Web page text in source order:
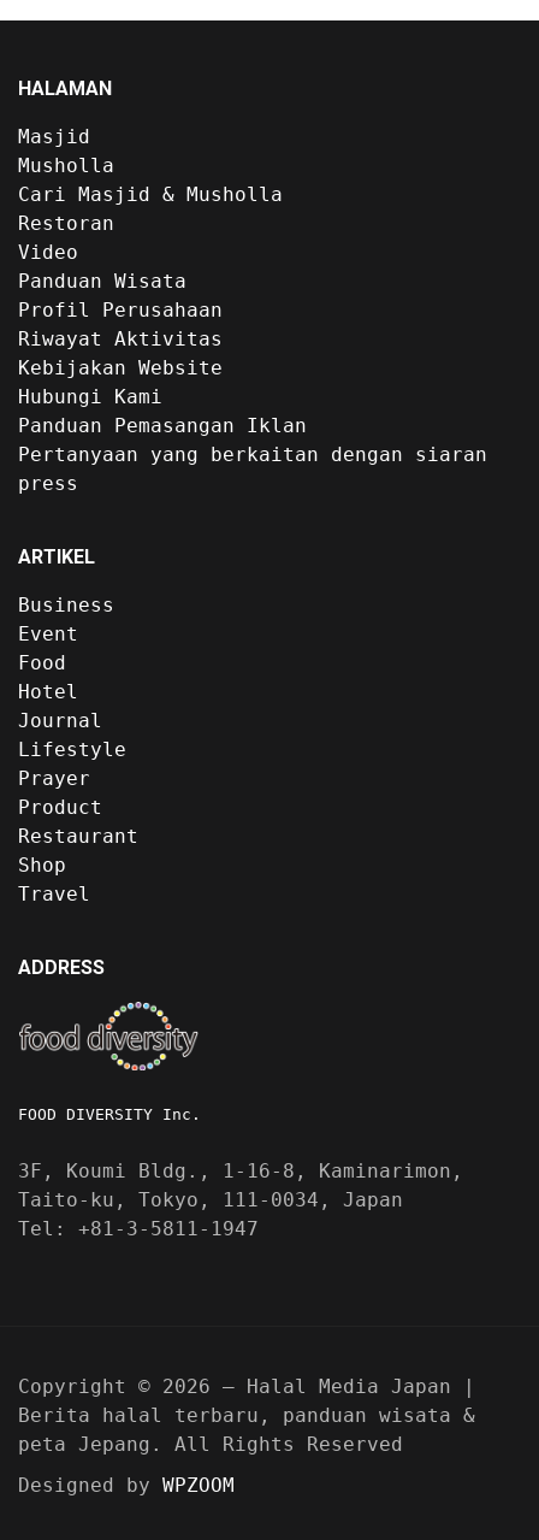
HALAMAN
Masjid
Musholla
Cari Masjid & Musholla
Restoran
Video
Panduan Wisata
Profil Perusahaan
Riwayat Aktivitas
Kebijakan Website
Hubungi Kami
Panduan Pemasangan Iklan
Pertanyaan yang berkaitan dengan siaran
press
ARTIKEL
Business
Event
Food
Hotel
Journal
Lifestyle
Prayer
Product
Restaurant
Shop
Travel
ADDRESS
FOOD DIVERSITY Inc.
3F, Koumi Bldg., 1-16-8, Kaminarimon,
Taito-ku, Tokyo, 111-0034, Japan
Tel: +81-3-5811-1947
Copyright © 2026 — Halal Media Japan |
Berita halal terbaru, panduan wisata &
peta Jepang. All Rights Reserved
Designed by WPZOOM